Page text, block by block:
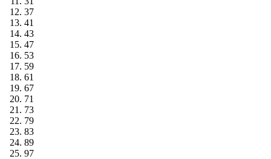
37
41
43
47
53
59
61
67
71
73
79
83
89
97